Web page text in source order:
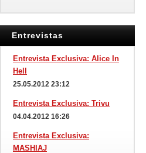
Entrevistas
Entrevista Exclusiva: Alice In
Hell
25.05.2012 23:12
Entrevista Exclusiva: Trivu
04.04.2012 16:26
Entrevista Exclusiva:
MASHIAJ